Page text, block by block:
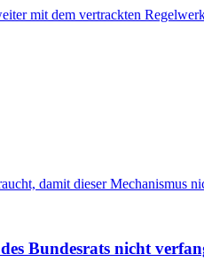
mit dem vertrackten
damit dieser Mechanismus
Bundesrats nicht